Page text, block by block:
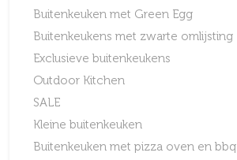
Buitenkeuken met Green Egg
Buitenkeukens met zwarte omlijsting
Exclusieve buitenkeukens
Outdoor Kitchen
SALE
Kleine buitenkeuken
Buitenkeuken met pizza oven en bbq